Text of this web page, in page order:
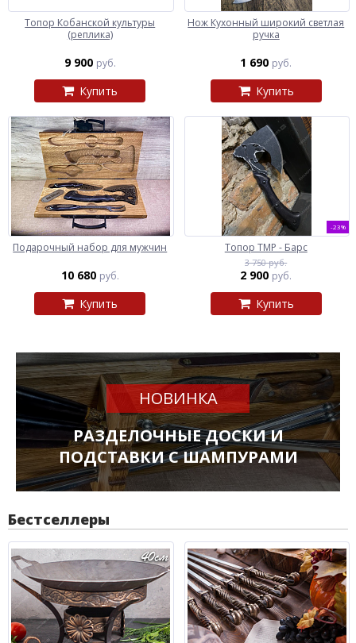
Топор Кобанской культуры
(реплика)
9 900 руб.
Купить
Нож Кухонный широкий светлая
ручка
1 690 руб.
Купить
Подарочный набор для мужчин
10 680 руб.
Купить
-23%
Топор ТМР - Барс
3 750 руб.
2 900 руб.
Купить
НОВИНКА
РАЗДЕЛОЧНЫЕ ДОСКИ И
ПОДСТАВКИ С ШАМПУРАМИ
Бестселлеры